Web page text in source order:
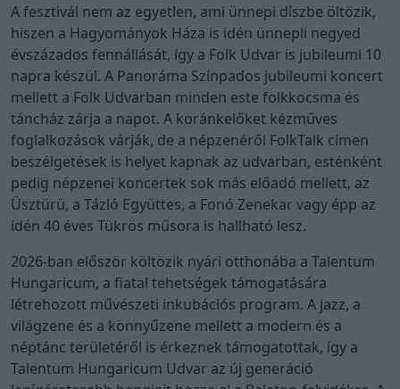
A fesztivál nem az egyetlen, ami ünnepi díszbe öltözik,
hiszen a Hagyományok Háza is idén ünnepli negyed
évszázados fennállását, így a Folk Udvar is jubileumi 10
napra készül. A Panoráma Színpados jubileumi koncert
mellett a Folk Udvarban minden este folkkocsma és
táncház zárja a napot. A koránkelőket kézműves
foglalkozások várják, de a népzenéről FolkTalk címen
beszélgetések is helyet kapnak az udvarban, esténként
pedig népzenei koncertek sok más előadó mellett, az
Üsztürü, a Tázló Együttes, a Fonó Zenekar vagy épp az
idén 40 éves Tükrös műsora is hallható lesz.
2026-ban először költözik nyári otthonába a Talentum
Hungaricum, a fiatal tehetségek támogatására
létrehozott művészeti inkubációs program. A jazz, a
világzene és a könnyűzene mellett a modern és a
néptánc területéről is érkeznek támogatottak, így a
Talentum Hungaricum Udvar az új generáció